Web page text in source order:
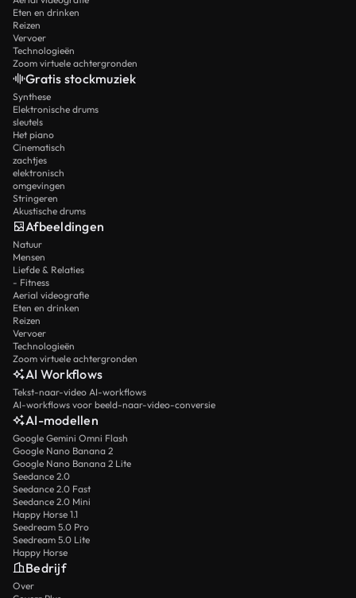
Eten en drinken
Reizen
Vervoer
Technologieën
Zoom virtuele achtergronden
Gratis stockmuziek
Synthese
Elektronische drums
sleutels
Het piano
Cinematisch
zachtjes
elektronisch
omgevingen
Stringeren
Akustische drums
Afbeeldingen
Natuur
Mensen
Liefde & Relaties
- Fitness
Aerial videografie
Eten en drinken
Reizen
Vervoer
Technologieën
Zoom virtuele achtergronden
AI Workflows
Tekst-naar-video AI-workflows
AI-workflows voor beeld-naar-video-conversie
AI-modellen
Google Gemini Omni Flash
Google Nano Banana 2
Google Nano Banana 2 Lite
Seedance 2.0
Seedance 2.0 Fast
Seedance 2.0 Mini
Happy Horse 1.1
Seedream 5.0 Pro
Seedream 5.0 Lite
Happy Horse
Bedrijf
Over